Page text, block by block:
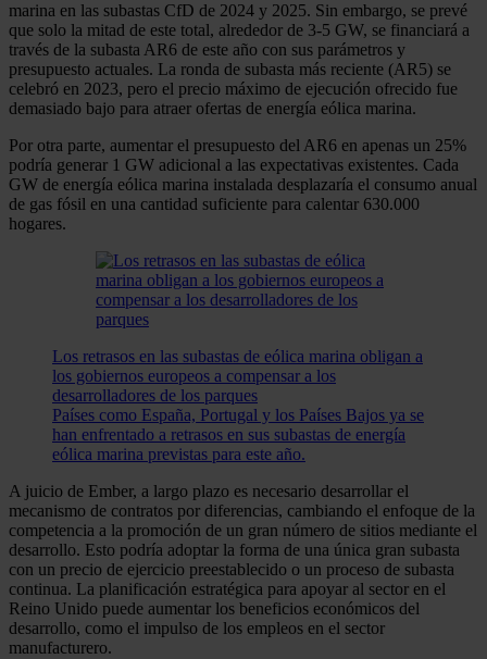
marina en las subastas CfD de 2024 y 2025. Sin embargo, se prevé
que solo la mitad de este total, alrededor de 3-5 GW, se financiará a
través de la subasta AR6 de este año con sus parámetros y
presupuesto actuales. La ronda de subasta más reciente (AR5) se
celebró en 2023, pero el precio máximo de ejecución ofrecido fue
demasiado bajo para atraer ofertas de energía eólica marina.
Por otra parte, aumentar el presupuesto del AR6 en apenas un 25%
podría generar 1 GW adicional a las expectativas existentes. Cada
GW de energía eólica marina instalada desplazaría el consumo anual
de gas fósil en una cantidad suficiente para calentar 630.000
hogares.
Los retrasos en las subastas de eólica marina obligan a
los gobiernos europeos a compensar a los
desarrolladores de los parques
Países como España, Portugal y los Países Bajos ya se
han enfrentado a retrasos en sus subastas de energía
eólica marina previstas para este año.
A juicio de Ember, a largo plazo es necesario desarrollar el
mecanismo de contratos por diferencias, cambiando el enfoque de la
competencia a la promoción de un gran número de sitios mediante el
desarrollo. Esto podría adoptar la forma de una única gran subasta
con un precio de ejercicio preestablecido o un proceso de subasta
continua. La planificación estratégica para apoyar al sector en el
Reino Unido puede aumentar los beneficios económicos del
desarrollo, como el impulso de los empleos en el sector
manufacturero.